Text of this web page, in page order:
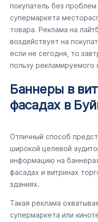
покупатель без
супермаркета
товара. Реклама на
воздействует на
если не сегодня, то
пользу рекламируемого
Баннеры в
фасадах в
Отличный способ
широкой целевой
информацию на
фасадах и витринах
зданиях.
Такая реклама
супермаркета или